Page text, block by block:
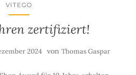
VITEGO
zertifiziert!
2024 von Thomas Gaspar